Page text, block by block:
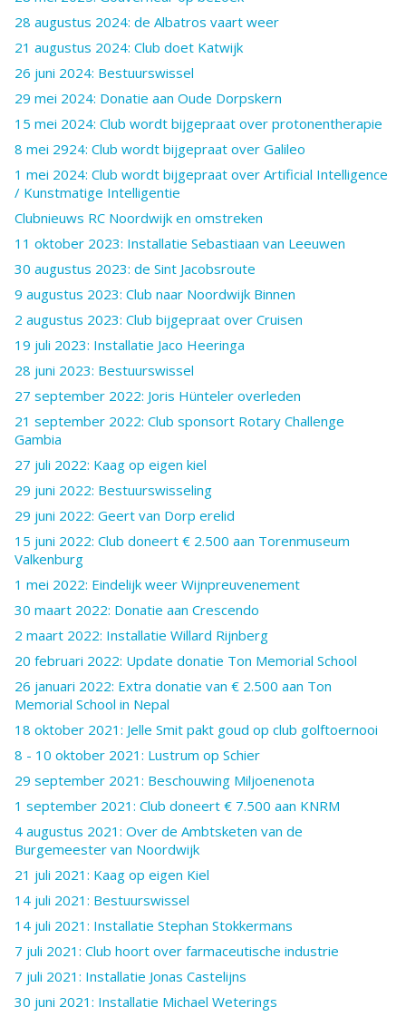
28 augustus 2024: de Albatros vaart weer
21 augustus 2024: Club doet Katwijk
26 juni 2024: Bestuurswissel
29 mei 2024: Donatie aan Oude Dorpskern
15 mei 2024: Club wordt bijgepraat over protonentherapie
8 mei 2924: Club wordt bijgepraat over Galileo
1 mei 2024: Club wordt bijgepraat over Artificial Intelligence
/ Kunstmatige Intelligentie
Clubnieuws RC Noordwijk en omstreken
11 oktober 2023: Installatie Sebastiaan van Leeuwen
30 augustus 2023: de Sint Jacobsroute
9 augustus 2023: Club naar Noordwijk Binnen
2 augustus 2023: Club bijgepraat over Cruisen
19 juli 2023: Installatie Jaco Heeringa
28 juni 2023: Bestuurswissel
27 september 2022: Joris Hünteler overleden
21 september 2022: Club sponsort Rotary Challenge
Gambia
27 juli 2022: Kaag op eigen kiel
29 juni 2022: Bestuurswisseling
29 juni 2022: Geert van Dorp erelid
15 juni 2022: Club doneert € 2.500 aan Torenmuseum
Valkenburg
1 mei 2022: Eindelijk weer Wijnpreuvenement
30 maart 2022: Donatie aan Crescendo
2 maart 2022: Installatie Willard Rijnberg
20 februari 2022: Update donatie Ton Memorial School
26 januari 2022: Extra donatie van € 2.500 aan Ton
Memorial School in Nepal
18 oktober 2021: Jelle Smit pakt goud op club golftoernooi
8 - 10 oktober 2021: Lustrum op Schier
29 september 2021: Beschouwing Miljoenenota
1 september 2021: Club doneert € 7.500 aan KNRM
4 augustus 2021: Over de Ambtsketen van de
Burgemeester van Noordwijk
21 juli 2021: Kaag op eigen Kiel
14 juli 2021: Bestuurswissel
14 juli 2021: Installatie Stephan Stokkermans
7 juli 2021: Club hoort over farmaceutische industrie
7 juli 2021: Installatie Jonas Castelijns
30 juni 2021: Installatie Michael Weterings